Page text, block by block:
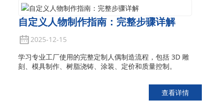
自定义人物制作指南：完整步骤详解
2025-12-15
学习专业工厂使用的完整定制人偶制造流程，包括 3D 雕
刻、模具制作、树脂浇铸、涂装、定价和质量控制。
查看详情